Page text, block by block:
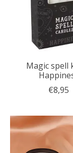
Magic spell
€8,95